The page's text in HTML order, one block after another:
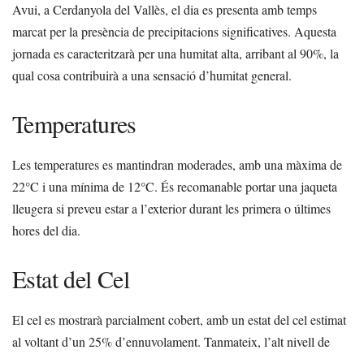
Avui, a Cerdanyola del Vallès, el dia es presenta amb temps
marcat per la presència de precipitacions significatives. Aquesta
jornada es caracteritzarà per una humitat alta, arribant al 90%, la
qual cosa contribuirà a una sensació d’humitat general.
Temperatures
Les temperatures es mantindran moderades, amb una màxima de
22°C i una mínima de 12°C. És recomanable portar una jaqueta
lleugera si preveu estar a l’exterior durant les primera o últimes
hores del dia.
Estat del Cel
El cel es mostrarà parcialment cobert, amb un estat del cel estimat
al voltant d’un 25% d’ennuvolament. Tanmateix, l’alt nivell de